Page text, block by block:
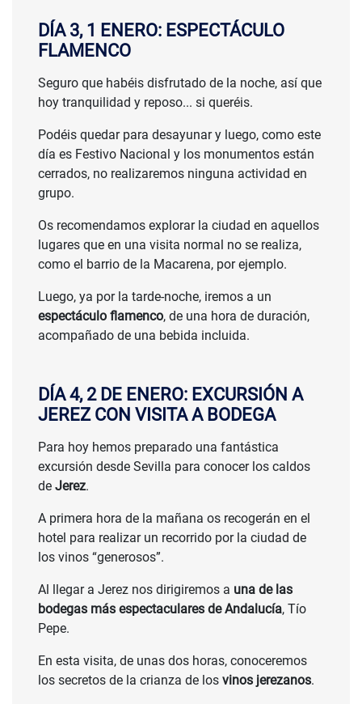
DÍA 3, 1 ENERO: ESPECTÁCULO
FLAMENCO
Seguro que habéis disfrutado de la noche, así que
hoy tranquilidad y reposo... si queréis.
Podéis quedar para desayunar y luego, como este
día es Festivo Nacional y los monumentos están
cerrados, no realizaremos ninguna actividad en
grupo.
Os recomendamos explorar la ciudad en aquellos
lugares que en una visita normal no se realiza,
como el barrio de la Macarena, por ejemplo.
Luego, ya por la tarde-noche, iremos a un
espectáculo flamenco, de una hora de duración,
acompañado de una bebida incluida.
DÍA 4, 2 DE ENERO: EXCURSIÓN A
JEREZ CON VISITA A BODEGA
Para hoy hemos preparado una fantástica
excursión desde Sevilla para conocer los caldos
de Jerez.
A primera hora de la mañana os recogerán en el
hotel para realizar un recorrido por la ciudad de
los vinos “generosos”.
Al llegar a Jerez nos dirigiremos a una de las
bodegas más espectaculares de Andalucía, Tío
Pepe.
En esta visita, de unas dos horas, conoceremos
los secretos de la crianza de los vinos jerezanos.